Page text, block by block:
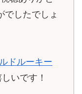
でしたでしょ
ドルーキー
いです！